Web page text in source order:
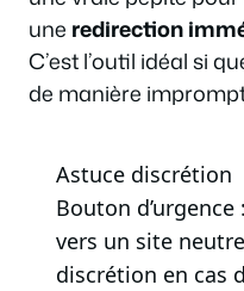
une redirection
C’est l’outil idéal si
de manière
Astuce discrétion
Bouton
vers un site
discrétion en cas